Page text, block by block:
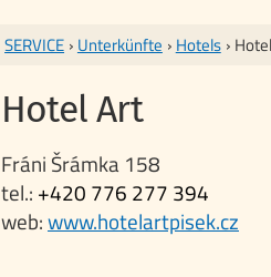
SERVICE › Unterkünfte › Hotels ›
Hotel Art
Fráni Šrámka 158
tel.: +420 776 277 394
web:www.hotelartpisek.cz